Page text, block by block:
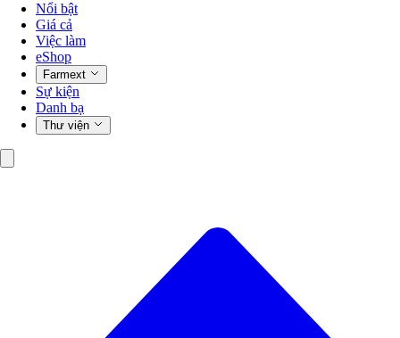
Nổi bật
Giá cả
Việc làm
eShop
Farmext
Sự kiện
Danh bạ
Thư viện